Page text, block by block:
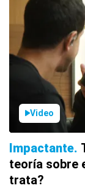
Video
Impactante
teoría sobre
trata?